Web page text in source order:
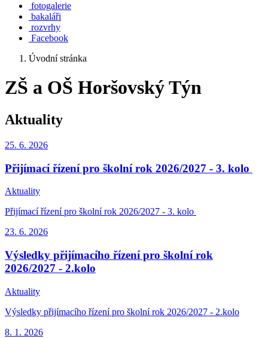
fotogalerie
bakaláři
rozvrhy
Facebook
Úvodní stránka
ZŠ a OŠ Horšovský Týn
Aktuality
25. 6. 2026
Přijímací řízení pro školní rok 2026/2027 - 3. kolo
Aktuality
Přijímací řízení pro školní rok 2026/2027 - 3. kolo
23. 6. 2026
Výsledky přijímacího řízení pro školní rok
2026/2027 - 2.kolo
Aktuality
Výsledky přijímacího řízení pro školní rok 2026/2027 - 2.kolo
8. 1. 2026